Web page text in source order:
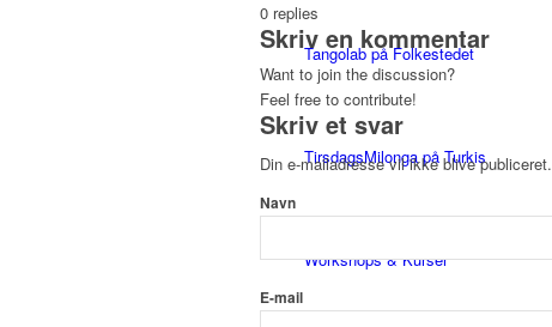
Tangolab på Folkestedet
TirsdagsMilonga på Turkis
Workshops & Kurser
0 replies
Skriv en kommentar
Want to join the discussion?
Feel free to contribute!
Skriv et svar
Din e-mailadresse vil ikke blive publiceret.
Navn
E-mail